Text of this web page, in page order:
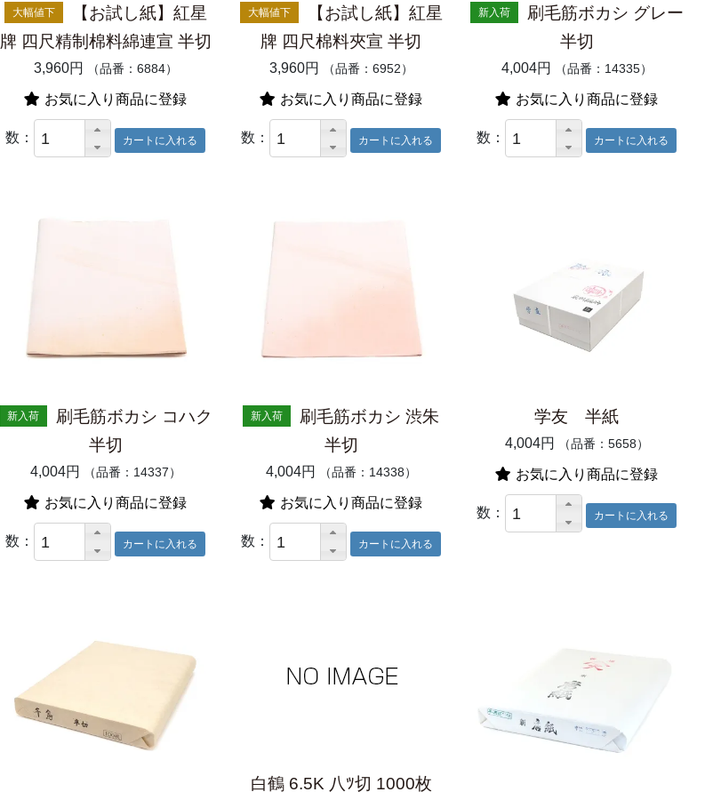
大幅値下
【お試し紙】紅星
牌 四尺精制棉料綿連宣 半切
3,960円 （品番：6884）
お気に入り商品に登録
数：
大幅値下
【お試し紙】紅星
牌 四尺棉料夾宣 半切
3,960円 （品番：6952）
お気に入り商品に登録
数：
新入荷
刷毛筋ボカシ グレー
半切
4,004円 （品番：14335）
お気に入り商品に登録
数：
新入荷
刷毛筋ボカシ コハク
半切
4,004円 （品番：14337）
お気に入り商品に登録
数：
新入荷
刷毛筋ボカシ 渋朱
半切
4,004円 （品番：14338）
お気に入り商品に登録
数：
学友 半紙
4,004円 （品番：5658）
お気に入り商品に登録
数：
白鶴 6.5K 八ﾂ切 1000枚